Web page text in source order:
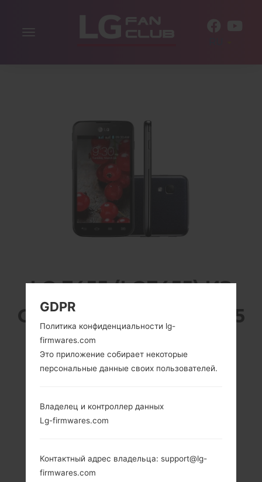
Включить
LG E455 (LGE455) ИЗ
СЕРИИ LG OPTIMUS L5
II DUAL
4.0 in (~61.8%
480 x 800
пикселей (~233
GDPR
Политика конфиденциальности lg-
firmwares.com
Это приложение собирает некоторые
персональные данные своих пользователей.
Владелец и контроллер данных
Lg-firmwares.com
Контактный адрес владельца: support@lg-
firmwares.com